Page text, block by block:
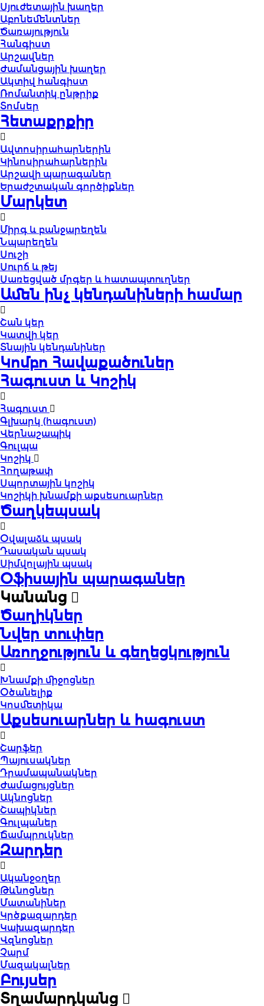
Սյուժետային խաղեր
Աբոնեմենտներ
Ծառայություն
Հանգիստ
Արշավներ
Ժամանցային խաղեր
Ակտիվ հանգիստ
Ռոմանտիկ ընթրիք
Տոմսեր
Հետաքրքիր
Ավտոսիրահարներին
Կինոսիրահարներին
Արշավի պարագաներ
Երաժշտական գործիքներ
Մարկետ
Միրգ և բանջարեղեն
Նպարեղեն
Սուշի
Սուրճ և թեյ
Սառեցված մրգեր և հատապտուղներ
Ամեն ինչ կենդանիների համար
Շան կեր
Կատվի կեր
Տնային կենդանիներ
Կոմբո Հավաքածուներ
Հագուստ և Կոշիկ
Հագուստ
Գլխարկ (հագուստ)
Վերնաշապիկ
Գուլպա
Կոշիկ
Հողաթափ
Սպորտային կոշիկ
Կոշիկի խնամքի աքսեսուարներ
Ծաղկեպսակ
Օվալաձև պսակ
Դասական պսակ
Սիմվոլային պսակ
Օֆիսային պարագաներ
Կանանց
Ծաղիկներ
Նվեր տուփեր
Առողջություն և գեղեցկություն
Խնամքի միջոցներ
Օծանելիք
Կոսմետիկա
Աքսեսուարներ և հագուստ
Շարֆեր
Պայուսակներ
Դրամապանակներ
Ժամացույցներ
Ակնոցներ
Շապիկներ
Գուլպաներ
Ճամպրուկներ
Զարդեր
Ականջօղեր
Թևնոցներ
Մատանիներ
Կրծքազարդեր
Կախազարդեր
Վզնոցներ
Չարմ
Մազակալներ
Բույսեր
Տղամարդկանց